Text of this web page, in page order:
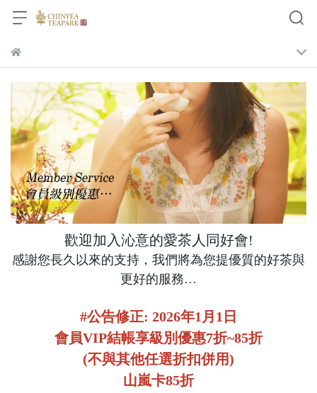
歡迎加入沁意的愛茶人同好會!
感謝您長久以來的支持，我們將為您提優質的好茶與
更好的服務…
#公告修正: 2026年1月1日
會員VIP結帳享級別優惠7折~85折
(不與其他任選折扣併用)
山嵐卡85折